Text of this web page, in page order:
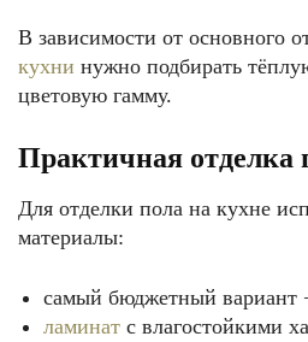
В зависимости от основного
кухни нужно подбирать
цветовую гамму.
Практичная отделка
Для отделки пола на кухне
материалы:
самый бюджетный вариант
ламинат с влагостойкими